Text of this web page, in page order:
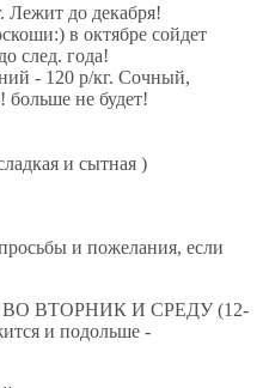
Лежит до декабря!
в октябре сойдет
след. года!
- 120 р/кг. Сочный,
больше не будет!
и сытная )
и пожелания, если
ВТОРНИК И СРЕДУ (12-
и подольше -